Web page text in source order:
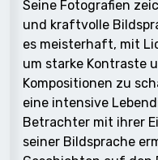
Seine Fotografien
und kraftvolle
es meisterhaft, mit
um starke Kontraste
Kompositionen zu
eine intensive
Betrachter mit ihrer
seiner Bildsprache